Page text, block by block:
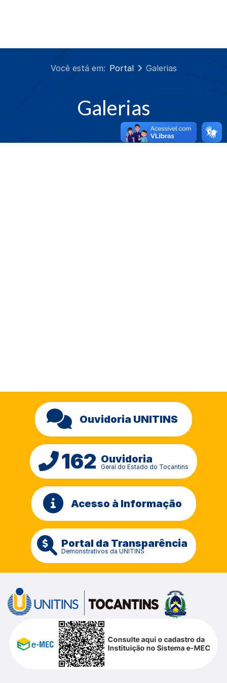
Você está em: Portal Galerias
Galerias
Ouvidoria UNITINS
162 Ouvidoria
Geral do Estado do Tocantins
Acesso à Informação
Portal da Transparência
Demonstrativos da UNITINS